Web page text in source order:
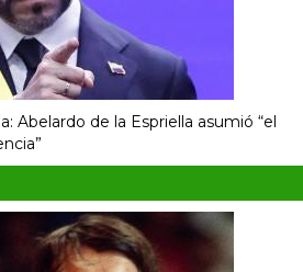
Abelardo de la Espriella asumió “el